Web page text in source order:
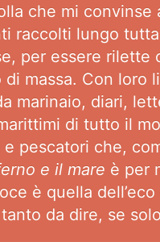
che mi convinse
raccolti lungo
per essere rilette
di massa. Con loro
marinaio, diari,
di tutto il
e pescatori che,
e il mare è per
è quella
da dire, se